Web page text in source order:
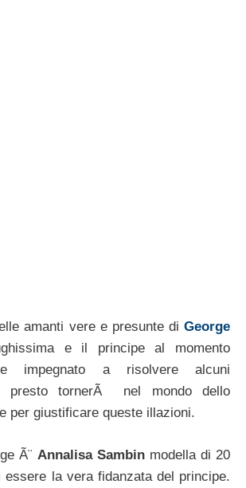
amanti vere e presunte di George
e il principe al momento
impegnato a risolvere alcuni
presto tornerÃ nel mondo dello
per giustificare queste illazioni.
Ã¨ Annalisa Sambin modella di 20
essere la vera fidanzata del principe.